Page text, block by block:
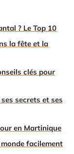
? Le Top 10
la fête et la
clés pour
secrets et ses
en Martinique
facilement